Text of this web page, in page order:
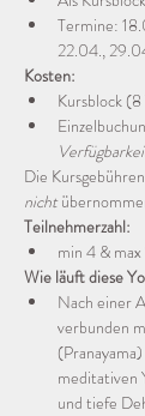
Termine:
22.04.,
Kosten:
Kursblock
Die
nicht
Teilnehmerzahl:
min 4 & max
Wie läuft diese
Nach einer
verbunden
meditativen
und tiefe